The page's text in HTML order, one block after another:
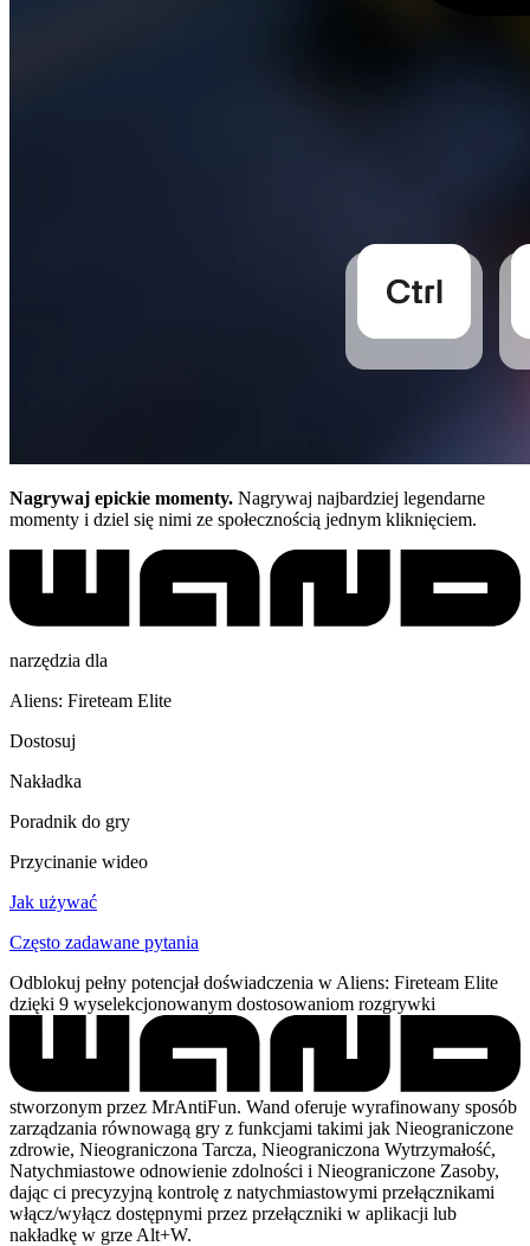
Nagrywaj epickie momenty. Nagrywaj najbardziej legendarne
momenty i dziel się nimi ze społecznością jednym kliknięciem.
narzędzia dla
Aliens: Fireteam Elite
Dostosuj
Nakładka
Poradnik do gry
Przycinanie wideo
Jak używać
Często zadawane pytania
Odblokuj pełny potencjał doświadczenia w Aliens: Fireteam Elite
dzięki 9 wyselekcjonowanym dostosowaniom rozgrywki
stworzonym przez MrAntiFun. Wand oferuje wyrafinowany sposób
zarządzania równowagą gry z funkcjami takimi jak Nieograniczone
zdrowie, Nieograniczona Tarcza, Nieograniczona Wytrzymałość,
Natychmiastowe odnowienie zdolności i Nieograniczone Zasoby,
dając ci precyzyjną kontrolę z natychmiastowymi przełącznikami
włącz/wyłącz dostępnymi przez przełączniki w aplikacji lub
nakładkę w grze Alt+W.